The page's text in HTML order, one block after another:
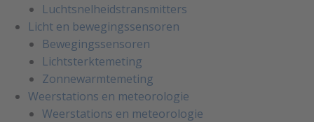
Luchtsnelheidstransmitters
Licht en bewegingssensoren
Bewegingssensoren
Lichtsterktemeting
Zonnewarmtemeting
Weerstations en meteorologie
Weerstations en meteorologie